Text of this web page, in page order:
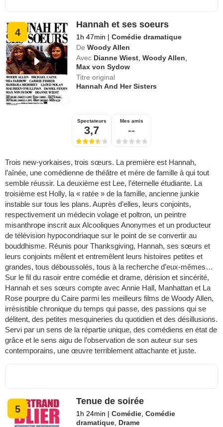
4
Hannah et ses soeurs
1h 47min | Comédie dramatique
De Woody Allen
Avec Dianne Wiest ,Woody Allen
Max von Sydow
Titre original
Hannah And Her Sisters
Spectateurs
3,7
Mes amis
--
Trois new-yorkaises, trois sœurs. La première est Hannah,
l’aînée, une comédienne de théâtre et mère de famille à qui tout
semble réussir. La deuxième est Lee, l’éternelle étudiante. La
troisième est Holly, la « ratée » de la famille, ancienne junkie
instable sur tous les plans. Auprès d’elles, leurs conjoints,
respectivement un médecin volage et poltron, un peintre
misanthrope inscrit aux Alcooliques Anonymes et un producteur
de télévision hypocondriaque sur le point de se convertir au
bouddhisme. Réunis pour Thanksgiving, Hannah, ses sœurs et
leurs conjoints mêlent et entremêlent leurs histoires petites et
grandes, tous déboussolés, tous à la recherche d’eux-mêmes…
Sur le fil du rasoir entre comédie et drame, dérision et sincérité,
Hannah et ses sœurs compte avec Annie Hall, Manhattan et La
Rose pourpre du Caire parmi les meilleurs films de Woody Allen,
irrésistible chronique du temps qui passe, des passions qui se
délitent, des petites mesquineries du quotidien et des désillusions.
Servi par un sens de la répartie unique, des comédiens en état de
grâce et le sens aigu de l’observation de son auteur sur ses
contemporains, une œuvre terriblement attachante et juste.
5
Tenue de soirée
1h 24min | Comédie ,Comédie
dramatique Drame